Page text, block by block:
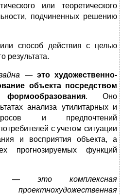
или теоретического
подчиненных решению
способ действия с целью
результата.
— это художественно-
объекта посредством
. Оно
анализа утилитарных и
и предпочтений
с учетом ситуации
и восприятия объекта, а
прогнозируемых функций
— это комплексная
проектно­художественная